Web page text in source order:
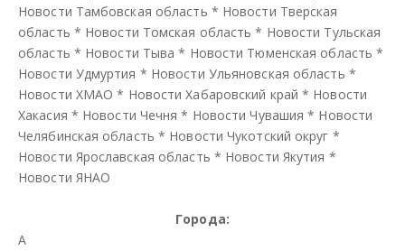
Новости Тамбовская область * Новости Тверская
область * Новости Томская область * Новости Тульская
область * Новости Тыва * Новости Тюменская область *
Новости Удмуртия * Новости Ульяновская область *
Новости ХМАО * Новости Хабаровский край * Новости
Хакасия * Новости Чечня * Новости Чувашия * Новости
Челябинская область * Новости Чукотский округ *
Новости Ярославская область * Новости Якутия *
Новости ЯНАО
Города:
А